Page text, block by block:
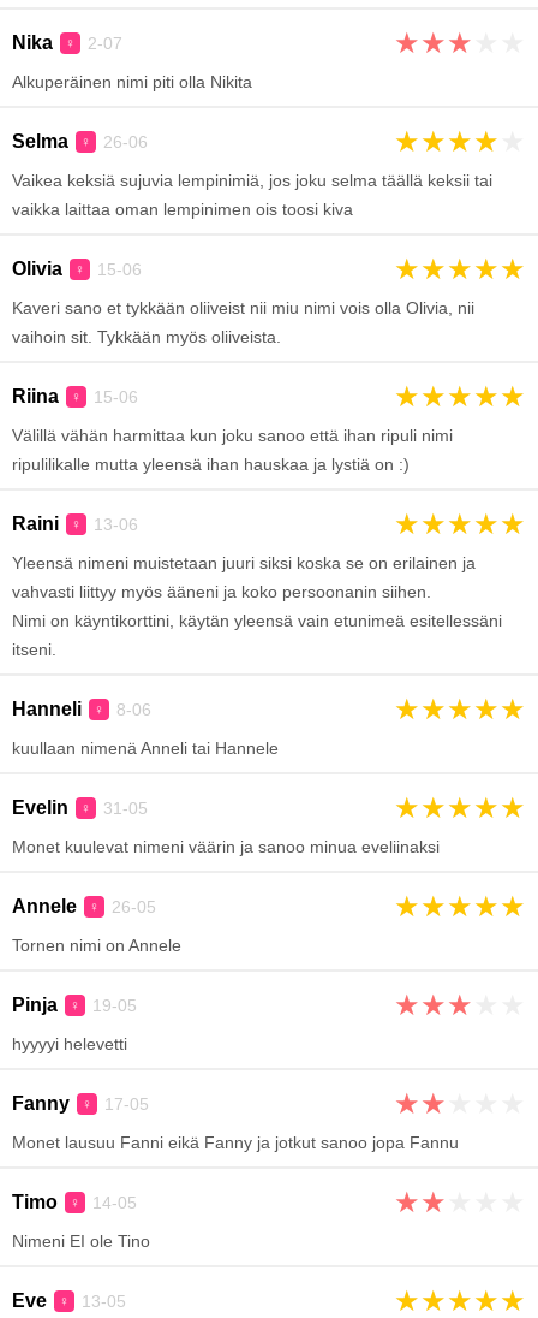
Nika ♀ 2-07 ★★★
Alkuperäinen nimi piti olla Nikita
Selma ♀ 26-06 ★★★★
Vaikea keksiä sujuvia lempinimiä, jos joku selma täällä keksii tai
vaikka laittaa oman lempinimen ois toosi kiva
Olivia ♀ 15-06 ★★★★★
Kaveri sano et tykkään oliiveist nii miu nimi vois olla Olivia, nii
vaihoin sit. Tykkään myös oliiveista.
Riina ♀ 15-06 ★★★★★
Välillä vähän harmittaa kun joku sanoo että ihan ripuli nimi
ripulilikalle mutta yleensä ihan hauskaa ja lystiä on :)
Raini ♀ 13-06 ★★★★★
Yleensä nimeni muistetaan juuri siksi koska se on erilainen ja
vahvasti liittyy myös ääneni ja koko persoonanin siihen.
Nimi on käyntikorttini, käytän yleensä vain etunimeä esitellessäni
itseni.
Hanneli ♀ 8-06 ★★★★★
kuullaan nimenä Anneli tai Hannele
Evelin ♀ 31-05 ★★★★★
Monet kuulevat nimeni väärin ja sanoo minua eveliinaksi
Annele ♀ 26-05 ★★★★★
Tornen nimi on Annele
Pinja ♀ 19-05 ★★★
hyyyyi helevetti
Fanny ♀ 17-05 ★★
Monet lausuu Fanni eikä Fanny ja jotkut sanoo jopa Fannu
Timo ♀ 14-05 ★★
Nimeni EI ole Tino
Eve ♀ 13-05 ★★★★★